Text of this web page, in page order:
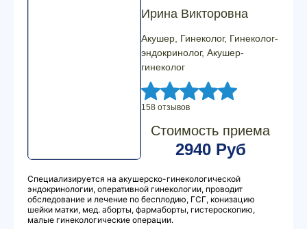
Ирина Викторовна
Акушер, Гинеколог, Гинеколог-
эндокринолог, Акушер-
гинеколог
158 отзывов
Стоимость приема
2940 Руб
Специализируется на акушерско-гинекологической
эндокринологии, оперативной гинекологии, проводит
обследование и лечение по бесплодию, ГСГ, конизацию
шейки матки, мед. аборты, фармаборты, гистероскопию,
малые гинекологические операции.